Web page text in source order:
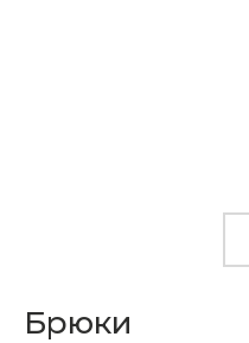
Брюки